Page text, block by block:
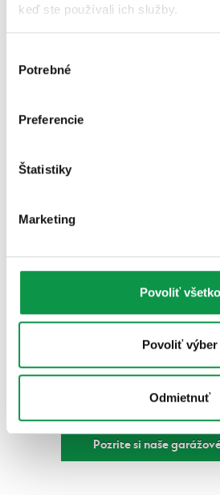
keď ste používali ich služby.
súhlasu
Potrebné
Preferencie
Štatistiky
Marketing
Povoliť všetko
Povoliť výber
Odmietnuť
Pozrite si naše